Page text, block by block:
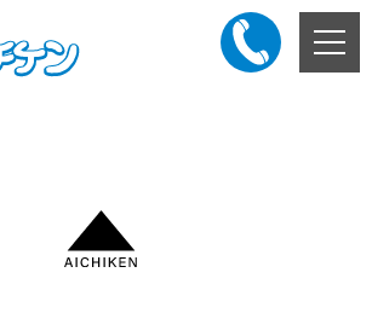
メ
ニ